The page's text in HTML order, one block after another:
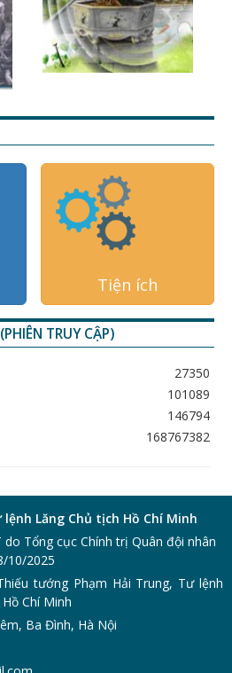
Tiện ích
TRUY CẬP)
27350
101089
146794
168767382
Lăng Chủ tịch Hồ Chí Minh
Tổng cục Chính trị Quân đội nhân
10/2025
tướng Phạm Hải Trung, Tư lệnh
Chí Minh
Ba Đình, Hà Nội